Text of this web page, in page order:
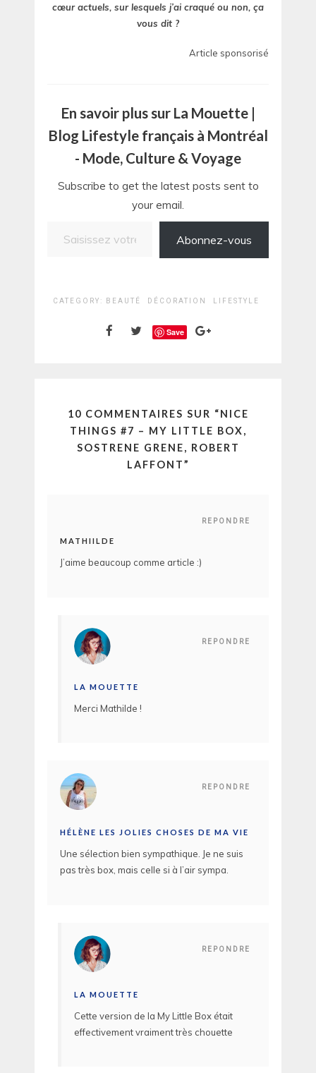
cœur actuels, sur lesquels j’ai craqué ou non, ça
vous dit ?
Article sponsorisé
En savoir plus sur La Mouette |
Blog Lifestyle français à Montréal
- Mode, Culture & Voyage
Subscribe to get the latest posts sent to
your email.
Abonnez-vous
CATEGORY: BEAUTÉ DÉCORATION LIFESTYLE
Save
10 COMMENTAIRES SUR “ NICE
THINGS #7 – MY LITTLE BOX,
SOSTRENE GRENE, ROBERT
LAFFONT”
REPONDRE
MATHIILDE
J’aime beaucoup comme article :)
REPONDRE
LA MOUETTE
Merci Mathilde !
REPONDRE
HÉLÈNE LES JOLIES CHOSES DE MA VIE
Une sélection bien sympathique. Je ne suis
pas très box, mais celle si à l’air sympa.
REPONDRE
LA MOUETTE
Cette version de la My Little Box était
effectivement vraiment très chouette